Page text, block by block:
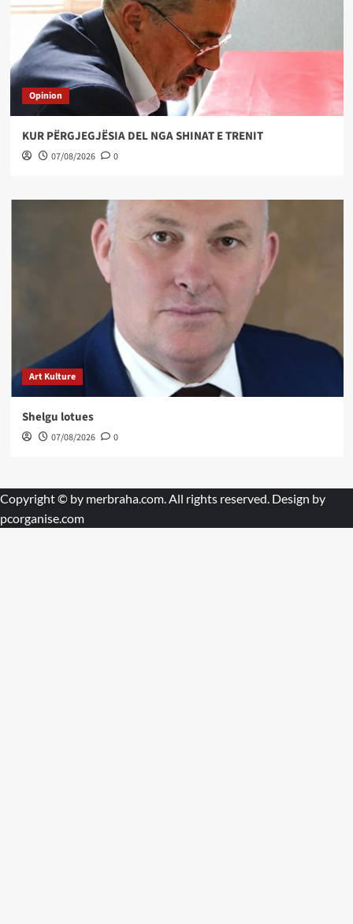
Opinion
KUR PËRGJEGJËSIA DEL NGA SHINAT E TRENIT
07/08/2026 0
Art Kulture
Shelgu lotues
07/08/2026 0
Copyright © by merbraha.com. All rights reserved. Design by
pcorganise.com